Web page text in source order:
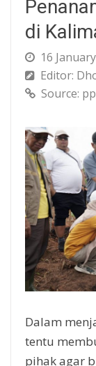
di
16
Editor:
Source:
Dalam
tentu
pihak agar